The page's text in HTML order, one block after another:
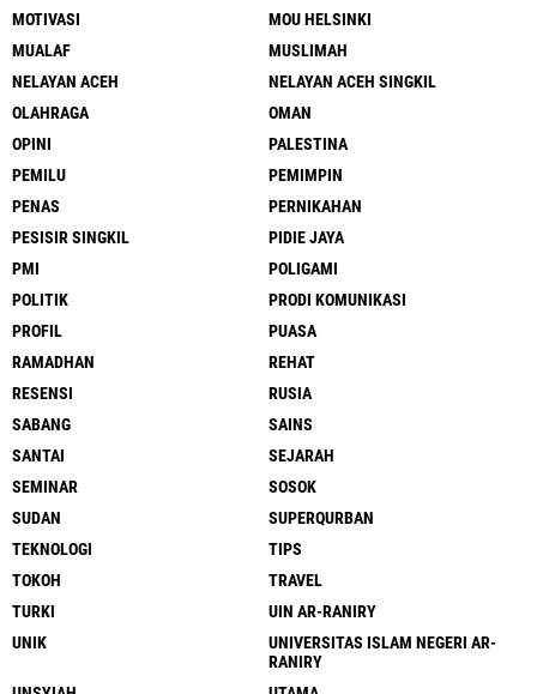
MOTIVASI
MOU HELSINKI
MUALAF
MUSLIMAH
NELAYAN ACEH
NELAYAN ACEH SINGKIL
OLAHRAGA
OMAN
OPINI
PALESTINA
PEMILU
PEMIMPIN
PENAS
PERNIKAHAN
PESISIR SINGKIL
PIDIE JAYA
PMI
POLIGAMI
POLITIK
PRODI KOMUNIKASI
PROFIL
PUASA
RAMADHAN
REHAT
RESENSI
RUSIA
SABANG
SAINS
SANTAI
SEJARAH
SEMINAR
SOSOK
SUDAN
SUPERQURBAN
TEKNOLOGI
TIPS
TOKOH
TRAVEL
TURKI
UIN AR-RANIRY
UNIK
UNIVERSITAS ISLAM NEGERI AR-
RANIRY